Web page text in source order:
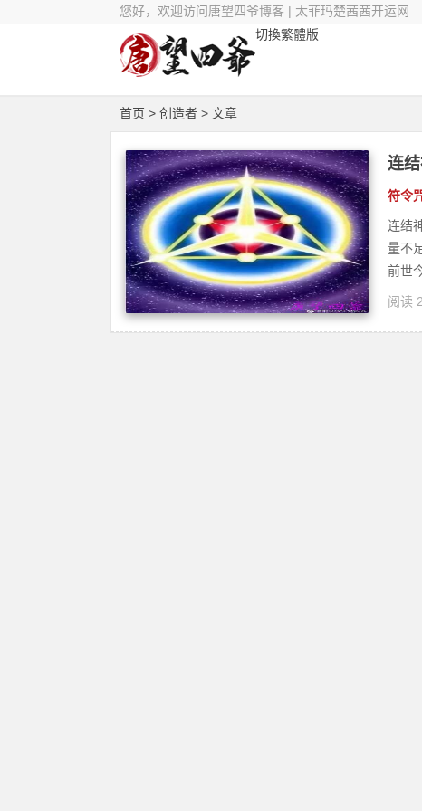
您好，欢迎访问唐望四爷博客 | 太菲玛楚茜茜开运网
切換繁體版
首页 > 创造者 > 文章
连
符令
连结
量不
前世
阅读